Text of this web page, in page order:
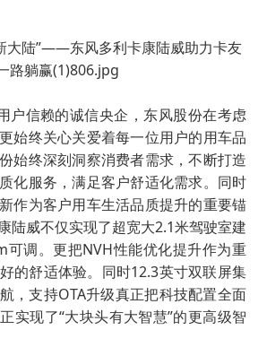
户信赖的诚信央企，东风股份在考虑
始终关心关爱着每一位用户的用车品
始终深刻洞察消费者需求，不断打造
化服务，满足客户舒适化需求。同时
作为客户用车生活品质提升的重要锚
陆威不仅实现了超宽大2.1米驾驶室建
可调。更把NVH性能优化提升作为重
的舒适体验。同时12.3英寸双联屏集
，支持OTA升级真正把科技配置全面
实现了“大块头有大智慧”的更高级智